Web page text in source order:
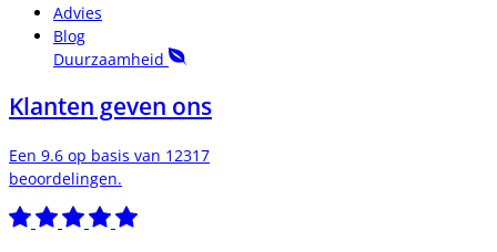
Advies
Blog
Duurzaamheid
Klanten geven ons
Een 9.6 op basis van 12317
beoordelingen.